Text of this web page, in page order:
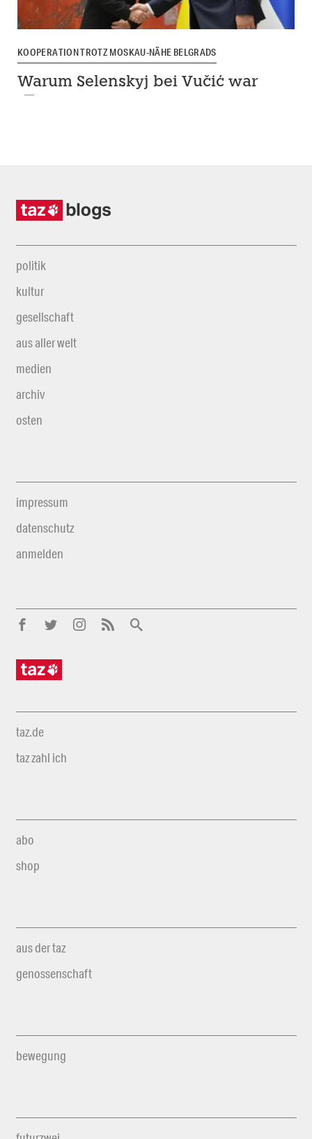
KOOPERATION TROTZ MOSKAU-NÄHE BELGRADS
Warum Selenskyj bei Vučić war
politik
kultur
gesellschaft
aus aller welt
medien
archiv
osten
impressum
datenschutz
anmelden
taz.de
taz zahl ich
abo
shop
aus der taz
genossenschaft
bewegung